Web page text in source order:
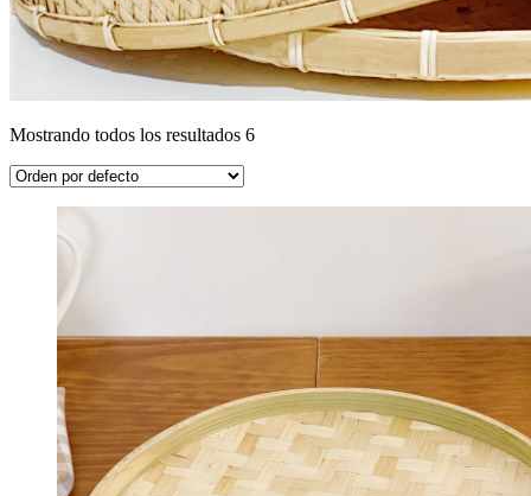
Mostrando todos los resultados 6